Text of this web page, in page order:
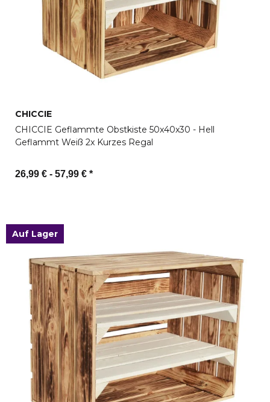
CHICCIE
CHICCIE Geflammte Obstkiste 50x40x30 - Hell
Geflammt Weiß 2x Kurzes Regal
26,99 € - 57,99 € *
Auf Lager